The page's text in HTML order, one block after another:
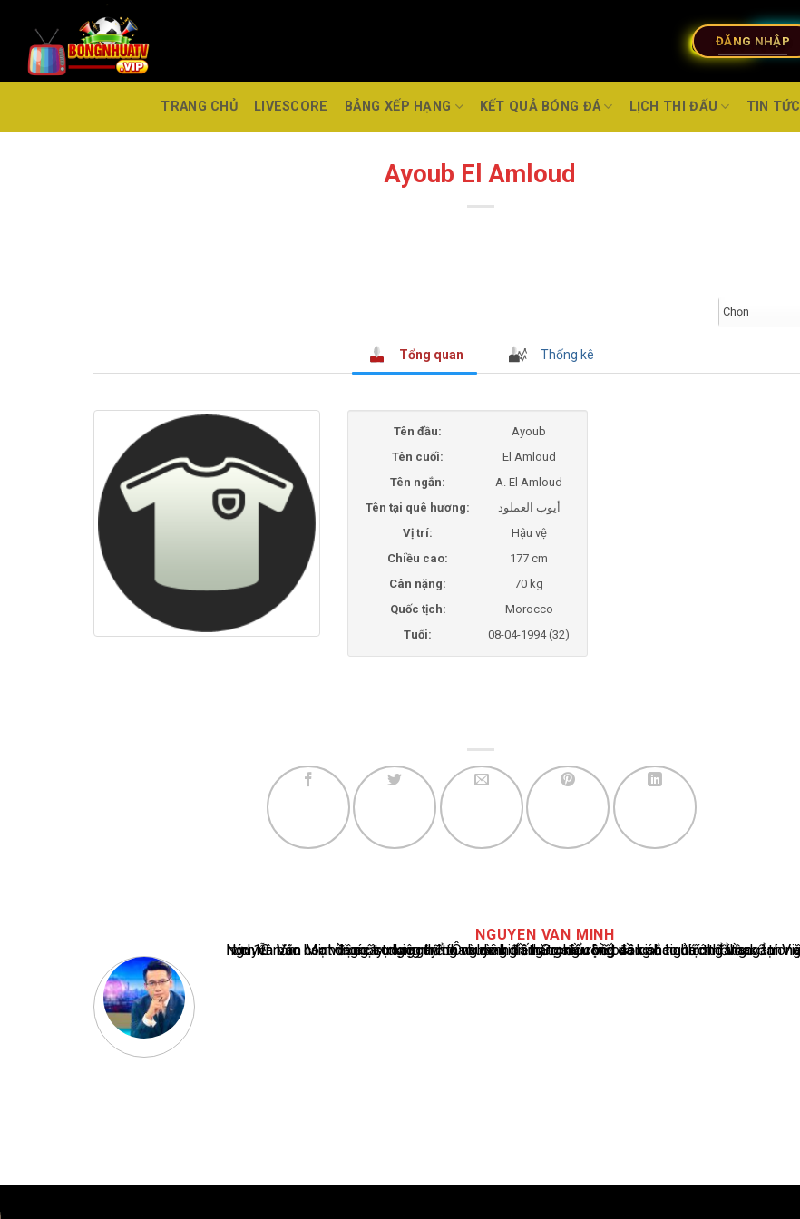
ĐĂNG NHẬP
TRANG CHỦ LIVESCORE BẢNG XẾP HẠNG KẾT QUẢ BÓNG ĐÁ LỊCH THI ĐẤU TIN TỨC
Ayoub El Amloud
Chọn
Tổng quan Thống kê
Tên đầu:
Ayoub
Tên cuối:
El Amloud
Tên ngắn:
A. El Amloud
Tên tại quê hương:
أيوب العملود
Vị trí:
Hậu vệ
Chiều cao:
177 cm
Cân nặng:
70 kg
Quốc tịch:
Morocco
Tuổi:
08-04-1994 (32)
NGUYEN VAN MINH
Nguyễn Văn Minh là một trong những chuyên gia hàng đầu về báo cáo tin tức thể thao tại Việt Nam, với hơn 10 năm hoạt động trong ngành. Ông có kiến thức sâu rộng và kinh nghiệm đáng kể trong việc phân tích và báo cáo về các sự kiện thể thao hàng đầu. Sự hiểu biết sâu sắc của ông về ngành này đã giúp ông xây dựng uy tín và danh tiếng trong cộng đồng báo chí thể thao.